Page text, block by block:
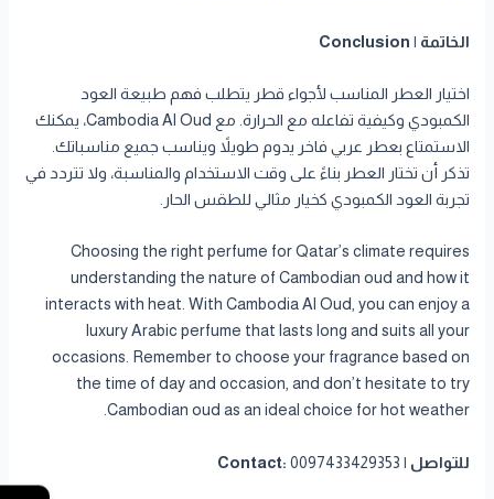
الخاتمة | Conclusion
اختيار العطر المناسب لأجواء قطر يتطلب فهم طبيعة العود
الكمبودي وكيفية تفاعله مع الحرارة. مع Cambodia Al Oud، يمكنك
الاستمتاع بعطر عربي فاخر يدوم طويلاً ويناسب جميع مناسباتك.
تذكر أن تختار العطر بناءً على وقت الاستخدام والمناسبة، ولا تتردد في
تجربة العود الكمبودي كخيار مثالي للطقس الحار.
Choosing the right perfume for Qatar’s climate requires
understanding the nature of Cambodian oud and how it
interacts with heat. With Cambodia Al Oud, you can enjoy a
luxury Arabic perfume that lasts long and suits all your
occasions. Remember to choose your fragrance based on
the time of day and occasion, and don’t hesitate to try
Cambodian oud as an ideal choice for hot weather.
للتواصل | Contact: 0097433429353